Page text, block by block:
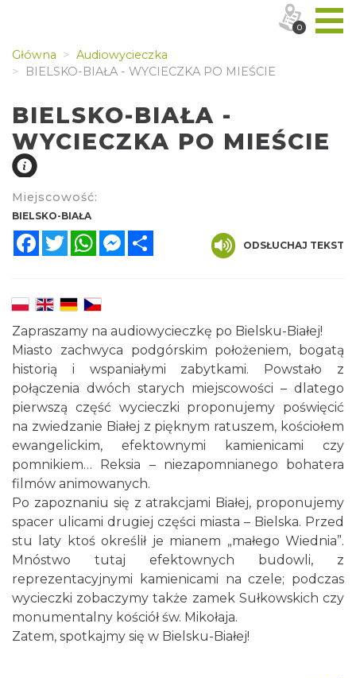
Główna
Audiowycieczka
BIELSKO-BIAŁA - WYCIECZKA PO MIEŚCIE
BIELSKO-BIAŁA -
WYCIECZKA PO MIEŚCIE
Miejscowość:
BIELSKO-BIAŁA
FacebookTwitterWhatsAppMessenger
ODSŁUCHAJ TEKST
Zapraszamy na audiowycieczkę po Bielsku-Białej!
Miasto zachwyca podgórskim położeniem, bogatą
historią i wspaniałymi zabytkami. Powstało z
połączenia dwóch starych miejscowości – dlatego
pierwszą część wycieczki proponujemy poświęcić
na zwiedzanie Białej z pięknym ratuszem, kościołem
ewangelickim, efektownymi kamienicami czy
pomnikiem… Reksia – niezapomnianego bohatera
filmów animowanych.
Po zapoznaniu się z atrakcjami Białej, proponujemy
spacer ulicami drugiej części miasta – Bielska. Przed
stu laty ktoś określił je mianem „małego Wiednia”.
Mnóstwo tutaj efektownych budowli, z
reprezentacyjnymi kamienicami na czele; podczas
wycieczki zobaczymy także zamek Sułkowskich czy
monumentalny kościół św. Mikołaja.
Zatem, spotkajmy się w Bielsku-Białej!
0